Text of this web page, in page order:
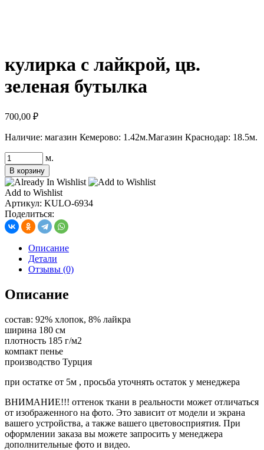
кулирка с лайкрой, цв.
зеленая бутылка
700,00 ₽
Наличие: магазин Кемерово: 1.42м.Магазин Краснодар: 18.5м.
Количество
товара
кулирка
с
лайкрой,
цв.
зеленая
бутылка
м.
В корзину
Add to Wishlist
Артикул: KULO-6934
Поделиться:
Описание
Детали
Отзывы (0)
Описание
состав: 92% хлопок, 8% лайкра
ширина 180 см
плотность 185 г/м2
компакт пенье
производство Турция
при остатке от 5м , просьба уточнять остаток у менеджера
ВНИМАНИЕ!!! оттенок ткани в реальности может отличаться
от изображенного на фото. Это зависит от модели и экрана
вашего устройства, а также вашего цветовосприятия. При
оформлении заказа вы можете запросить у менеджера
дополнительные фото и видео.